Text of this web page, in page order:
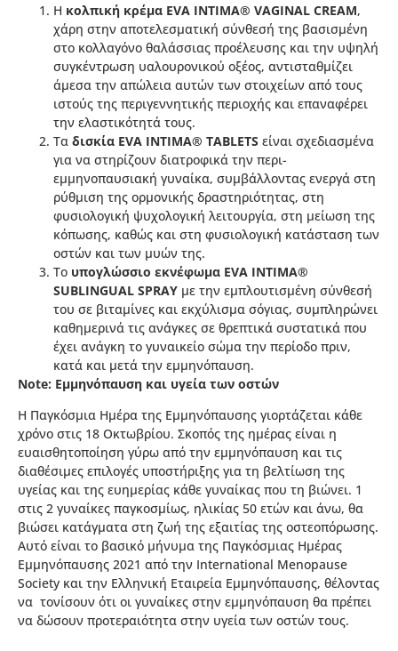
Η κολπική κρέμα EVA INTIMA® VAGINAL CREAM,
χάρη στην αποτελεσματική σύνθεσή της βασισμένη
στο κολλαγόνο θαλάσσιας προέλευσης και την υψηλή
συγκέντρωση υαλουρονικού οξέος, αντισταθμίζει
άμεσα την απώλεια αυτών των στοιχείων από τους
ιστούς της περιγεννητικής περιοχής και επαναφέρει
την ελαστικότητά τους.
Τα δισκία EVA INTIMA® TABLETS είναι σχεδιασμένα
για να στηρίζουν διατροφικά την περι-
εμμηνοπαυσιακή γυναίκα, συμβάλλοντας ενεργά στη
ρύθμιση της ορμονικής δραστηριότητας, στη
φυσιολογική ψυχολογική λειτουργία, στη μείωση της
κόπωσης, καθώς και στη φυσιολογική κατάσταση των
οστών και των μυών της.
Το υπογλώσσιο εκνέφωμα EVA INTIMA®
SUBLINGUAL SPRAY με την εμπλουτισμένη σύνθεσή
του σε βιταμίνες και εκχύλισμα σόγιας, συμπληρώνει
καθημερινά τις ανάγκες σε θρεπτικά συστατικά που
έχει ανάγκη το γυναικείο σώμα την περίοδο πριν,
κατά και μετά την εμμηνόπαυση.
Note: Εμμηνόπαυση και υγεία των οστών
Η Παγκόσμια Ημέρα της Εμμηνόπαυσης γιορτάζεται κάθε
χρόνο στις 18 Οκτωβρίου. Σκοπός της ημέρας είναι η
ευαισθητοποίηση γύρω από την εμμηνόπαυση και τις
διαθέσιμες επιλογές υποστήριξης για τη βελτίωση της
υγείας και της ευημερίας κάθε γυναίκας που τη βιώνει. 1
στις 2 γυναίκες παγκοσμίως, ηλικίας 50 ετών και άνω, θα
βιώσει κατάγματα στη ζωή της εξαιτίας της οστεοπόρωσης.
Αυτό είναι το βασικό μήνυμα της Παγκόσμιας Ημέρας
Εμμηνόπαυσης 2021 από την International Menopause
Society και την Ελληνική Εταιρεία Εμμηνόπαυσης, θέλοντας
να τονίσουν ότι οι γυναίκες στην εμμηνόπαυση θα πρέπει
να δώσουν προτεραιότητα στην υγεία των οστών τους.